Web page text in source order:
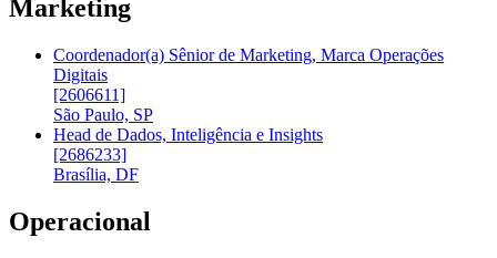
Marketing
Coordenador(a) Sênior de Marketing, Marca Operações
Digitais
[2606611]
São Paulo, SP
Head de Dados, Inteligência e Insights
[2686233]
Brasília, DF
Operacional